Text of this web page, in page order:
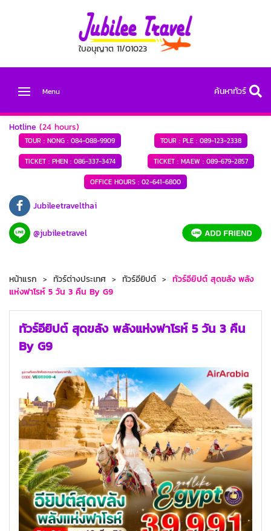
ใบอนุญาต 11/01023
Menu ค้นหาทัวร์
Hotline (24 hours)
TOUR : NONG : 084-088-9909 TOUR : PLE : 089-123-2338
TICKET : PHEN :086-337-3474 TICKET : MAEW : 089-679-2857
OFFICE HOURS : 02-641-6800
Jubileetravelthai
@jubileetravel
หน้าแรก ทัวร์ต่างประเทศ ทัวร์อียิปต์
ทัวร์อียิปต์ สุดขลัง พลัง
แห่งฟาโรห์ 5 วัน 3 คืน By G9
ทัวร์อียิปต์ สุดขลัง พลังแห่งฟาโรห์ 5 วัน 3 คืน
By G9